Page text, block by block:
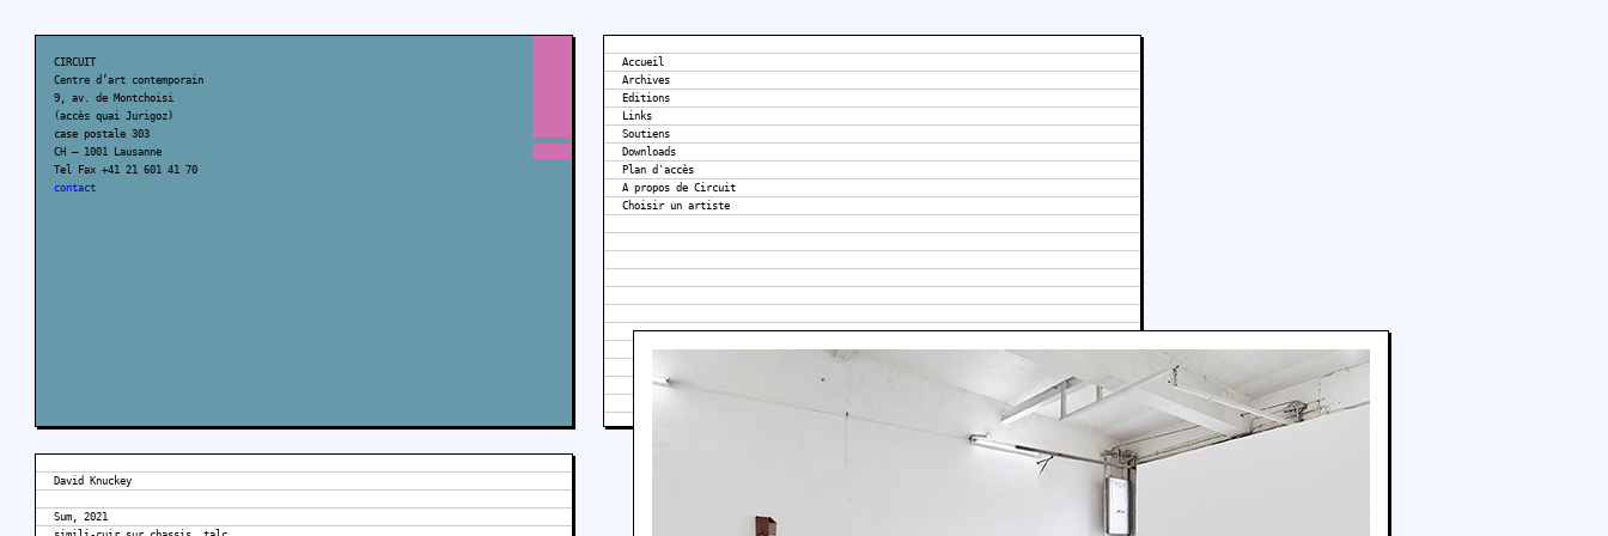
CIRCUIT
Centre d’art contemporain
9, av. de Montchoisi
(accès quai Jurigoz)
case postale 303
CH – 1001 Lausanne
Tel Fax +41 21 601 41 70
contact
Accueil
Archives
Editions
Links
Soutiens
Downloads
Plan d'accès
A propos de Circuit
David Knuckey
Sum, 2021